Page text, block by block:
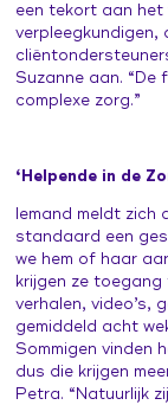
een tekort aan het
verpleegkundigen,
Suzanne aan. “De
complexe zorg.”
‘Helpende in de
Iemand meldt zich
standaard een
we hem of haar
krijgen ze
verhalen, video’s,
gemiddeld acht
Sommigen vinden
dus die krijgen
Petra. “Natuurlijk